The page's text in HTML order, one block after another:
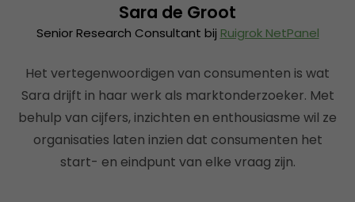
Sara de Groot
Senior Research Consultant bij Ruigrok NetPanel
Het vertegenwoordigen van consumenten is wat
Sara drijft in haar werk als marktonderzoeker. Met
behulp van cijfers, inzichten en enthousiasme wil ze
organisaties laten inzien dat consumenten het
start- en eindpunt van elke vraag zijn.